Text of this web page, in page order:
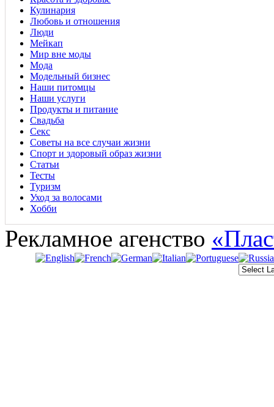
Кулинария
Любовь и отношения
Люди
Мейкап
Мир вне моды
Мода
Модельный бизнес
Наши питомцы
Наши услуги
Продукты и питание
Свадьба
Секс
Советы на все случаи жизни
Спорт и здоровый образ жизни
Статьи
Тесты
Туризм
Уход за волосами
Хобби
Рекламное агенство